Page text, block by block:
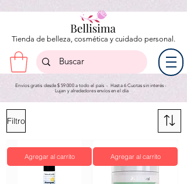
Tienda de belleza, cosmética y cuidado personal.
Envíos gratis desde $ 59.000 a todo el país - Hasta 6 Cuotas sin interés -
Lujan y alrededores envíos en el día
Filtro
Agregar al carrito Agregar al carrito